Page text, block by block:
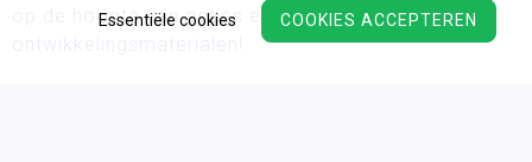
COOKIES ACCEPTEREN
Essentiële cookies
op de hoogte van acties en de nieuwste